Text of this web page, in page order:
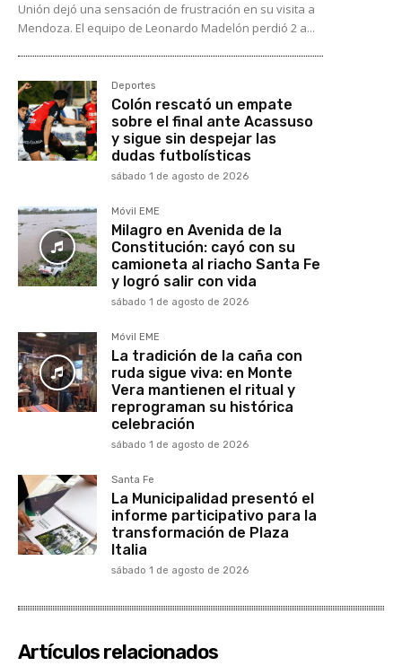
Unión dejó una sensación de frustración en su visita a
Mendoza. El equipo de Leonardo Madelón perdió 2 a...
Deportes
Colón rescató un empate
sobre el final ante Acassuso
y sigue sin despejar las
dudas futbolísticas
sábado 1 de agosto de 2026
Móvil EME
Milagro en Avenida de la
Constitución: cayó con su
camioneta al riacho Santa Fe
y logró salir con vida
sábado 1 de agosto de 2026
Móvil EME
La tradición de la caña con
ruda sigue viva: en Monte
Vera mantienen el ritual y
reprograman su histórica
celebración
sábado 1 de agosto de 2026
Santa Fe
La Municipalidad presentó el
informe participativo para la
transformación de Plaza
Italia
sábado 1 de agosto de 2026
Artículos relacionados